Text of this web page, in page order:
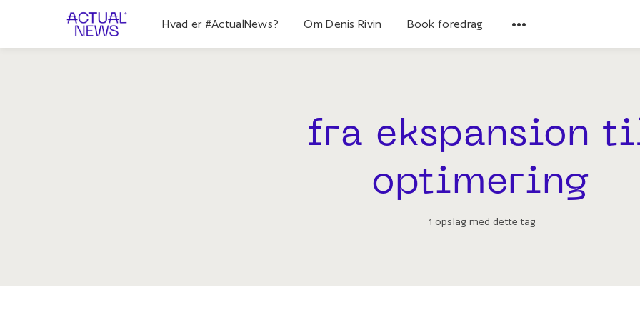
Hvad er #ActualNews? Om Denis Rivin Book foredrag
fra ekspansion
optimering
1 opslag med dette tag